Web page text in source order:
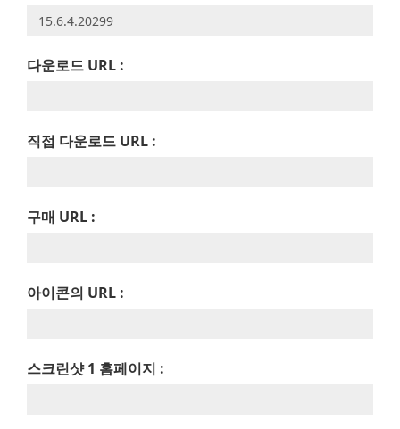
다운로드 URL :
직접 다운로드 URL :
구매 URL :
아이콘의 URL :
스크린샷 1 홈페이지 :